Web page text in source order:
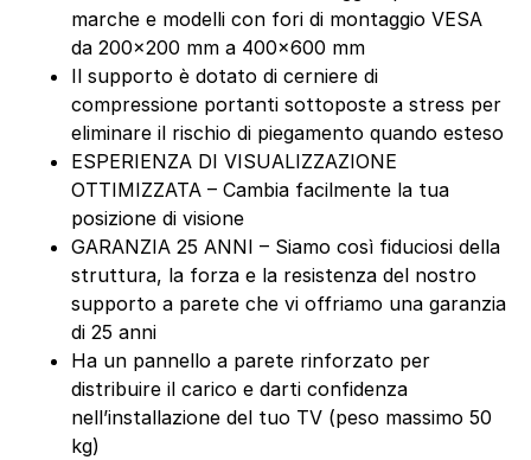
marche e modelli con fori di montaggio VESA
da 200×200 mm a 400×600 mm
Il supporto è dotato di cerniere di
compressione portanti sottoposte a stress per
eliminare il rischio di piegamento quando esteso
ESPERIENZA DI VISUALIZZAZIONE
OTTIMIZZATA – Cambia facilmente la tua
posizione di visione
GARANZIA 25 ANNI – Siamo così fiduciosi della
struttura, la forza e la resistenza del nostro
supporto a parete che vi offriamo una garanzia
di 25 anni
Ha un pannello a parete rinforzato per
distribuire il carico e darti confidenza
nell’installazione del tuo TV (peso massimo 50
kg)